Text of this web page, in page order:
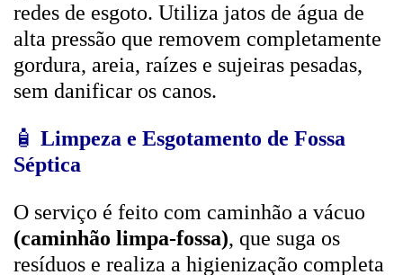
redes de esgoto. Utiliza jatos de água de
alta pressão que removem completamente
gordura, areia, raízes e sujeiras pesadas,
sem danificar os canos.
🧴 Limpeza e Esgotamento de Fossa
Séptica
O serviço é feito com caminhão a vácuo
(caminhão limpa-fossa), que suga os
resíduos e realiza a higienização completa